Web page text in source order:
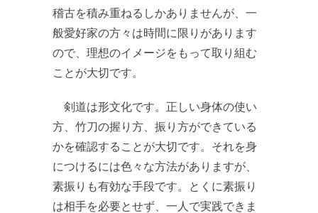
稽古を積み重ねるしかありませんが、一
般愛好家の方々は時間に限りがあります
ので、理想のイメージをもって取り組む
ことが大切です。
剣道は形文化です。正しい身体の使い
方、竹刀の握り方、振り方ができている
かを確認することが大切です。それを身
につけるには色々な方法がありますが、
素振りも有効な手段です。とくに素振り
は相手を必要とせず、一人で実践できま